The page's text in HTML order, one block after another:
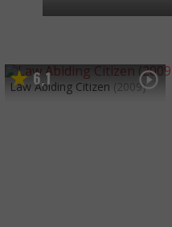
6,1
Law Abiding Citizen (2009)